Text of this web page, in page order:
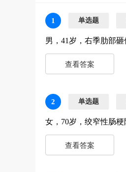
1 单选题
男，41岁，右季肋部
查看答案
2 单选题
女，70岁，绞窄性肠
查看答案